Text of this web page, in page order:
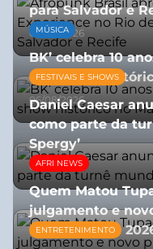
para Salvador e
03/08/2026
MÚSICA
BK’ celebra 10
com show
06/08/2026
FESTIVAIS E SHOWS
Daniel Caesar
como parte da
Spergy’
05/08/2026
AFRI NEWS
Quem Matou
julgamento e
respostas em
ENTRETENIMENTO